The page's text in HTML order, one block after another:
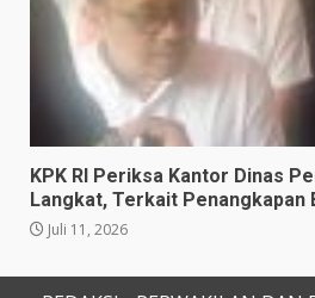
KPK RI Periksa Kantor Dinas
Langkat, Terkait Penangkapan
Juli 11, 2026